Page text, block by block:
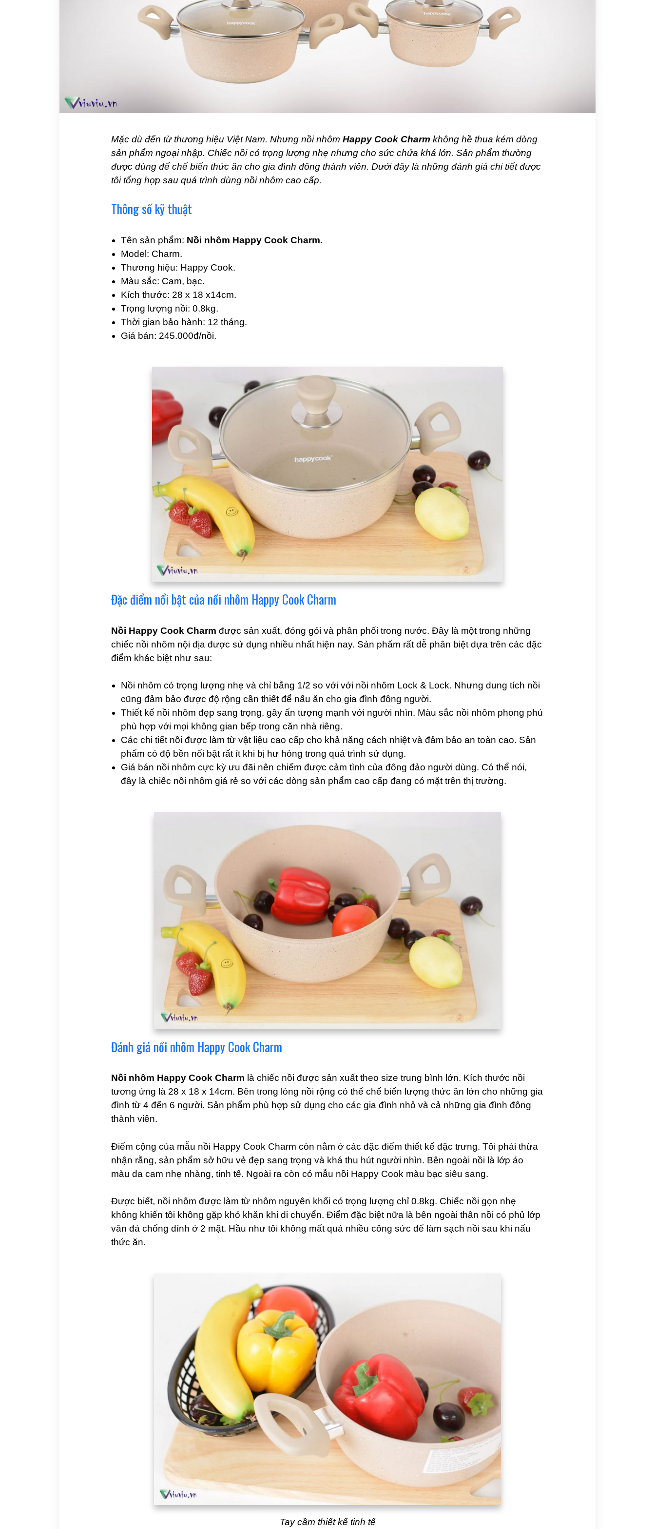
Mặc dù đến từ thương hiệu Việt Nam. Nhưng nồi nhôm Happy Cook Charm không hề thua kém dòng
sản phẩm ngoại nhập. Chiếc nồi có trọng lượng nhẹ nhưng cho sức chứa khá lớn. Sản phẩm thường
được dùng để chế biến thức ăn cho gia đình đông thành viên. Dưới đây là những đánh giá chi tiết được
tôi tổng hợp sau quá trình dùng nồi nhôm cao cấp.
Thông số kỹ thuật
Tên sản phẩm: Nồi nhôm Happy Cook Charm.
Model: Charm.
Thương hiệu: Happy Cook.
Màu sắc: Cam, bạc.
Kích thước: 28 x 18 x14cm.
Trọng lượng nồi: 0.8kg.
Thời gian bảo hành: 12 tháng.
Giá bán: 245.000đ/nồi.
Đặc điểm nổi bật của nồi nhôm Happy Cook Charm
Nồi Happy Cook Charm được sản xuất, đóng gói và phân phối trong nước. Đây là một trong những
chiếc nồi nhôm nội địa được sử dụng nhiều nhất hiện nay. Sản phẩm rất dễ phân biệt dựa trên các đặc
điểm khác biệt như sau:
Nồi nhôm có trọng lượng nhẹ và chỉ bằng 1/2 so với với nồi nhôm Lock & Lock. Nhưng dung tích nồi
cũng đảm bảo được độ rộng cần thiết để nấu ăn cho gia đình đông người.
Thiết kế nồi nhôm đẹp sang trọng, gây ấn tượng mạnh với người nhìn. Màu sắc nồi nhôm phong phú
phù hợp với mọi không gian bếp trong căn nhà riêng.
Các chi tiết nồi được làm từ vật liệu cao cấp cho khả năng cách nhiệt và đảm bảo an toàn cao. Sản
phẩm có độ bền nổi bật rất ít khi bị hư hỏng trong quá trình sử dụng.
Giá bán nồi nhôm cực kỳ ưu đãi nên chiếm được cảm tình của đông đảo người dùng. Có thể nói,
đây là chiếc nồi nhôm giá rẻ so với các dòng sản phẩm cao cấp đang có mặt trên thị trường.
Đánh giá nồi nhôm Happy Cook Charm
Nồi nhôm Happy Cook Charm là chiếc nồi được sản xuất theo size trung bình lớn. Kích thước nồi
tương ứng là 28 x 18 x 14cm. Bên trong lòng nồi rộng có thể chế biến lượng thức ăn lớn cho những gia
đình từ 4 đến 6 người. Sản phẩm phù hợp sử dụng cho các gia đình nhỏ và cả những gia đình đông
thành viên.
Điểm cộng của mẫu nồi Happy Cook Charm còn nằm ở các đặc điểm thiết kế đặc trưng. Tôi phải thừa
nhận rằng, sản phẩm sở hữu vẻ đẹp sang trọng và khá thu hút người nhìn. Bên ngoài nồi là lớp áo
màu da cam nhẹ nhàng, tinh tế. Ngoài ra còn có mẫu nồi Happy Cook màu bạc siêu sang.
Được biết, nồi nhôm được làm từ nhôm nguyên khối có trọng lượng chỉ 0.8kg. Chiếc nồi gọn nhẹ
không khiến tôi không gặp khó khăn khi di chuyển. Điểm đặc biệt nữa là bên ngoài thân nồi có phủ lớp
vân đá chống dính ở 2 mặt. Hầu như tôi không mất quá nhiều công sức để làm sạch nồi sau khi nấu
thức ăn.
Tay cầm thiết kế tinh tế